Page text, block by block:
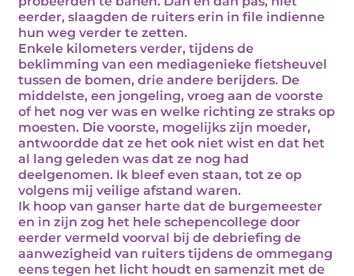
eerder, slaagden de ruiters erin in file indienne
hun weg verder te zetten.
Enkele kilometers verder, tijdens de
beklimming van een mediagenieke fietsheuvel
tussen de bomen, drie andere berijders. De
middelste, een jongeling, vroeg aan de voorste
of het nog ver was en welke richting ze straks op
moesten. Die voorste, mogelijks zijn moeder,
antwoordde dat ze het ook niet wist en dat het
al lang geleden was dat ze nog had
deelgenomen. Ik bleef even staan, tot ze op
volgens mij veilige afstand waren.
Ik hoop van ganser harte dat de burgemeester
en in zijn zog het hele schepencollege door
eerder vermeld voorval bij de debriefing de
aanwezigheid van ruiters tijdens de ommegang
eens tegen het licht houdt en samenzit met de